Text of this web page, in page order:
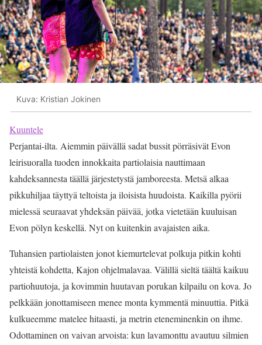
Kuva: Kristian Jokinen
Kuuntele
Perjantai-ilta. Aiemmin päivällä sadat bussit pörräsivät Evon
leirisuoralla tuoden innokkaita partiolaisia nauttimaan
kahdeksannesta täällä järjestetystä jamboreesta. Metsä alkaa
pikkuhiljaa täyttyä teltoista ja iloisista huudoista. Kaikilla pyörii
mielessä seuraavat yhdeksän päivää, jotka vietetään kuuluisan
Evon pölyn keskellä. Nyt on kuitenkin avajaisten aika.
Tuhansien partiolaisten jonot kiemurtelevat polkuja pitkin kohti
yhteistä kohdetta, Kajon ohjelmalavaa. Välillä sieltä täältä kaikuu
partiohuutoja, ja kovimmin huutavan porukan kilpailu on kova. Jo
pelkkään jonottamiseen menee monta kymmentä minuuttia. Pitkä
kulkueemme matelee hitaasti, ja metrin eteneminenkin on ihme.
Odottaminen on vaivan arvoista: kun lavamonttu avautuu silmien